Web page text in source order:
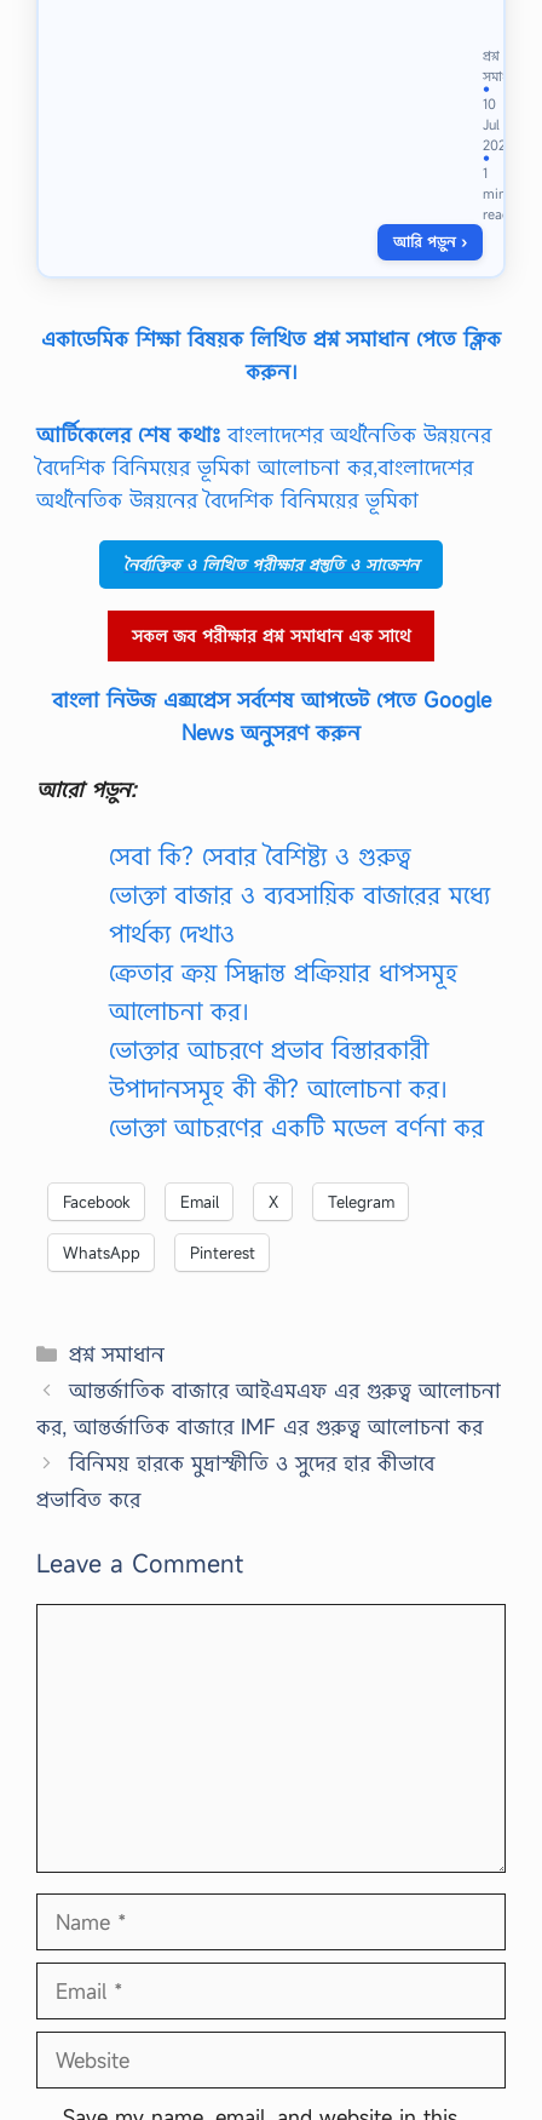
শ্চি
ত
হি
সা
ব
বা
গ
র
মি
কী
শ্চি
,
?
প্রশ্ন
সমাধান
●
10
Jul
2026
●
1
min
read
আরি পড়ুন ›
একাডেমিক শিক্ষা বিষয়ক লিখিত প্রশ্ন সমাধান পেতে ক্লিক
করুন।
আর্টিকেলের শেষ কথাঃ বাংলাদেশের অর্থনৈতিক উন্নয়নের
বৈদেশিক বিনিময়ের ভূমিকা আলোচনা কর,বাংলাদেশের
অর্থনৈতিক উন্নয়নের বৈদেশিক বিনিময়ের ভূমিকা
নৈর্ব্যক্তিক ও লিখিত পরীক্ষার প্রস্তুতি ও সাজেশন
সকল জব পরীক্ষার প্রশ্ন সমাধান এক সাথে
বাংলা নিউজ এক্সপ্রেস সর্বশেষ আপডেট পেতে Google
News অনুসরণ করুন
আরো পড়ুন:
সেবা কি? সেবার বৈশিষ্ট্য ও গুরুত্ব
ভোক্তা বাজার ও ব্যবসায়িক বাজারের মধ্যে
পার্থক্য দেখাও
ক্রেতার ক্রয় সিদ্ধান্ত প্রক্রিয়ার ধাপসমূহ
আলোচনা কর।
ভোক্তার আচরণে প্রভাব বিস্তারকারী
উপাদানসমূহ কী কী? আলোচনা কর।
ভোক্তা আচরণের একটি মডেল বর্ণনা কর
Facebook Email X Telegram
WhatsApp Pinterest
Categories
প্রশ্ন সমাধান
আন্তর্জাতিক বাজারে আইএমএফ এর গুরুত্ব আলোচনা
কর, আন্তর্জাতিক বাজারে IMF এর গুরুত্ব আলোচনা কর
বিনিময় হারকে মুদ্রাস্ফীতি ও সুদের হার কীভাবে
প্রভাবিত করে
Leave a Comment
Name
Email
Website